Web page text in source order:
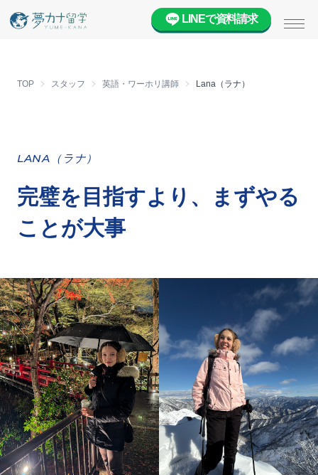
メ
LINEで資料請求
TOP スタッフ 英語・ワーホリ講師 Lana（ラナ）
LANA（ラナ）
完璧を目指すより、まずやる
ことが大事